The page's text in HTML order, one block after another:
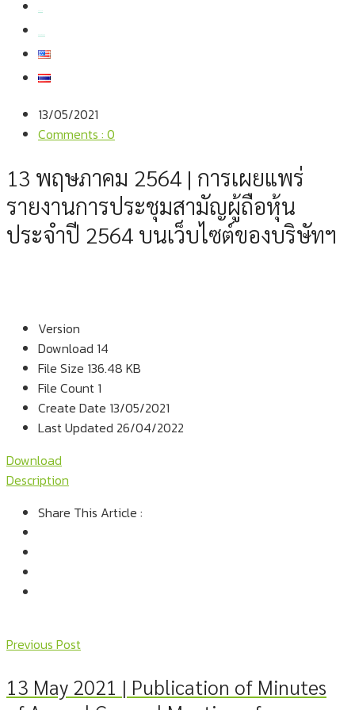
13/05/2021
Comments : 0
13 พฤษภาคม 2564 | การเผยแพร่
รายงานการประชุมสามัญผู้ถือหุ้น
ประจำปี 2564 บนเว็บไซต์ของบริษัทฯ
Version
Download 14
File Size 136.48 KB
File Count 1
Create Date 13/05/2021
Last Updated 26/04/2022
Download
Description
Share This Article :
Previous Post
13 May 2021 | Publication of Minutes